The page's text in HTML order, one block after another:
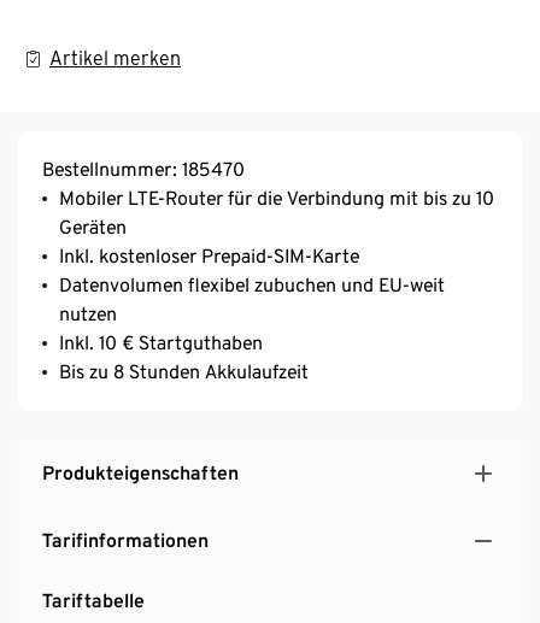
Artikel merken
Bestellnummer: 185470
Mobiler LTE-Router für die Verbindung mit bis zu 10
Geräten
Inkl. kostenloser Prepaid-SIM-Karte
Datenvolumen flexibel zubuchen und EU-weit
nutzen
Inkl. 10 € Startguthaben
Bis zu 8 Stunden Akkulaufzeit
Produkteigenschaften
Tarifinformationen
Tariftabelle